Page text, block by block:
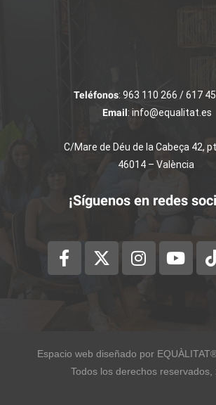
Teléfonos: 963 110 266 / 617
Email: info@equalitat.es
C/Mare de Déu de la Cabeça 42,
46014 – València
¡Síguenos en redes
Espacio web diseñado por
Todos los derechos reservados,